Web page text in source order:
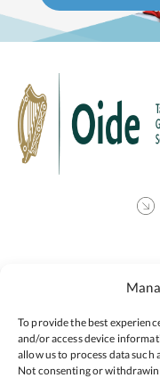
To provide the best
and/or access device
allow us to process data
Not consenting or